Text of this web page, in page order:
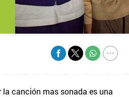
la canción mas sonada es una